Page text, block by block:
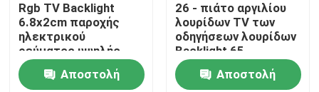
Σπίτι
Προϊόντα
Rgb TV Backlight
6.8x2cm παροχής
ηλεκτρικού
ρεύματος υψηλής
τάσης μετατροπέας
Αποστολή
26 - πιάτο αργιλίου
λουρίδων TV των
οδηγήσεων λουρίδων
Backlight 65
οδηγήσεων ίντσας
Αποστολή